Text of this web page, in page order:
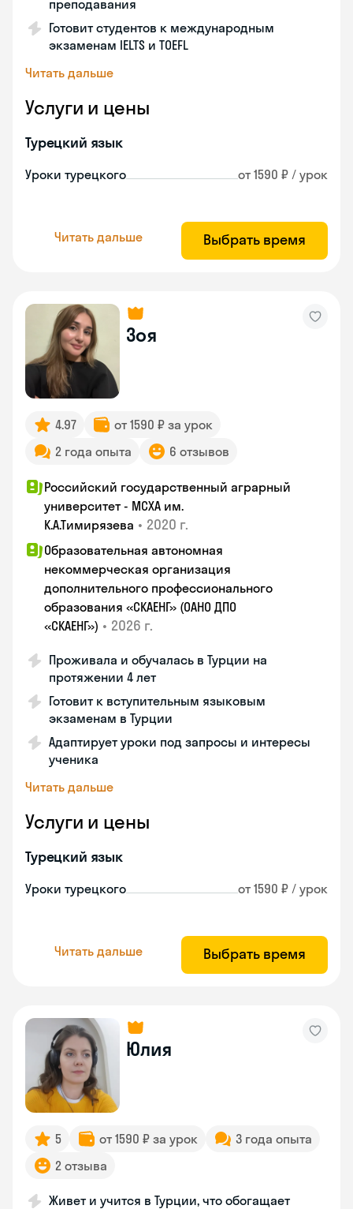
преподавания
Готовит студентов к международным
экзаменам IELTS и TOEFL
Читать дальше
Услуги и цены
Турецкий язык
Уроки турецкого от 1590 ₽ / урок
Читать дальше Выбрать время
Зоя
4.97
от 1590 ₽ за урок
2 года опыта
6 отзывов
Российский государственный аграрный
университет - МСХА им.
К.А.Тимирязева • 2020 г.
Образовательная автономная
некоммерческая организация
дополнительного профессионального
образования «СКАЕНГ» (ОАНО ДПО
«СКАЕНГ») • 2026 г.
Проживала и обучалась в Турции на
протяжении 4 лет
Готовит к вступительным языковым
экзаменам в Турции
Адаптирует уроки под запросы и интересы
ученика
Читать дальше
Услуги и цены
Турецкий язык
Уроки турецкого от 1590 ₽ / урок
Читать дальше Выбрать время
Юлия
5 от 1590 ₽ за урок
3 года опыта
2 отзыва
Живет и учится в Турции, что обогащает